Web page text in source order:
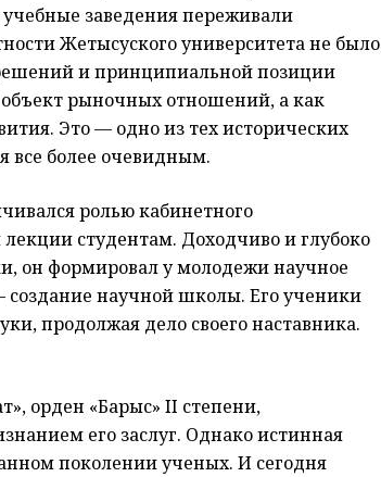
заведения переживали
Жетысуского университета не было
и принципиальной позиции
объект рыночных отношений, а как
Это — одно из тех исторических
все более очевидным.
ролью кабинетного
студентам. Доходчиво и глубоко
он формировал у молодежи научное
научной школы. Его ученики
продолжая дело своего наставника.
орден «Барыс» II степени,
его заслуг. Однако истинная
поколении ученых. И сегодня